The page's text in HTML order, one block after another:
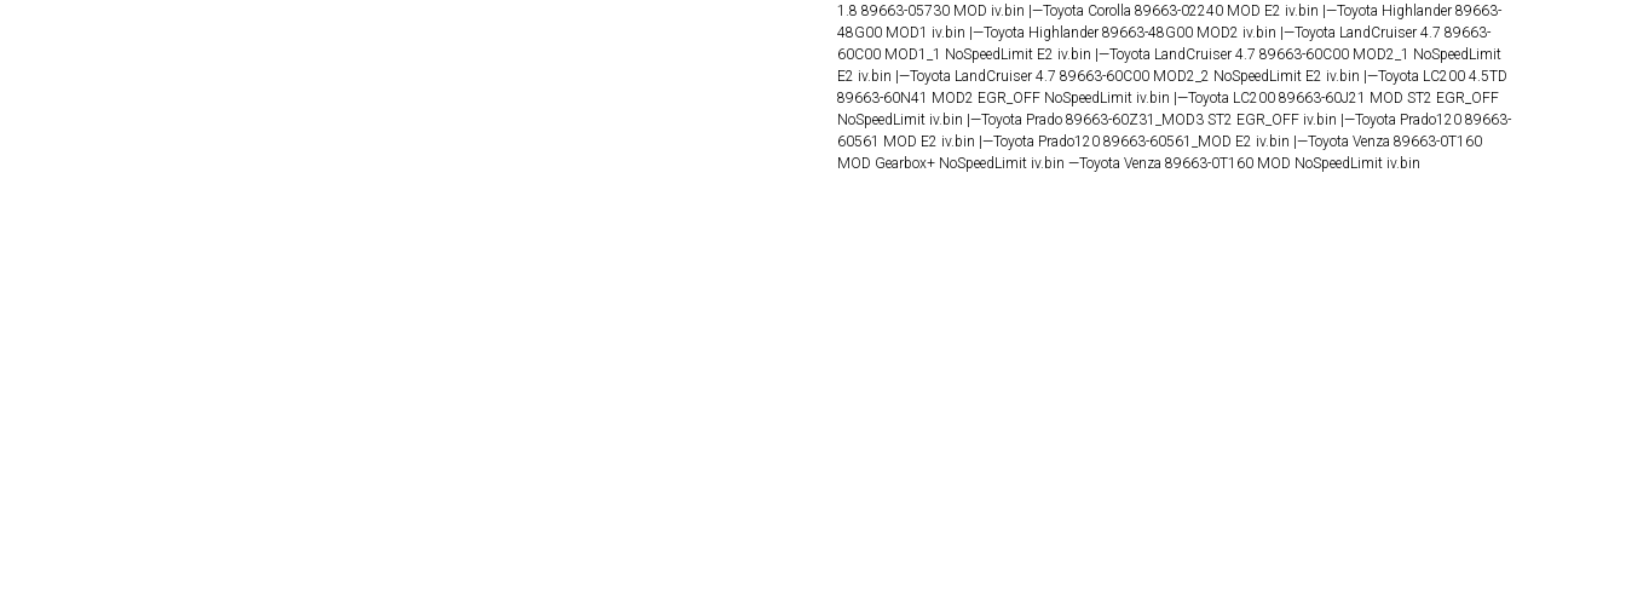
1.8 89663-05730 MOD iv.bin |—Toyota Corolla 89663-02240 MOD E2 iv.bin |—Toyota Highlander 89663-
48G00 MOD1 iv.bin |—Toyota Highlander 89663-48G00 MOD2 iv.bin |—Toyota LandCruiser 4.7 89663-
60C00 MOD1_1 NoSpeedLimit E2 iv.bin |—Toyota LandCruiser 4.7 89663-60C00 MOD2_1 NoSpeedLimit
E2 iv.bin |—Toyota LandCruiser 4.7 89663-60C00 MOD2_2 NoSpeedLimit E2 iv.bin |—Toyota LC200 4.5TD
89663-60N41 MOD2 EGR_OFF NoSpeedLimit iv.bin |—Toyota LC200 89663-60J21 MOD ST2 EGR_OFF
NoSpeedLimit iv.bin |—Toyota Prado 89663-60Z31_MOD3 ST2 EGR_OFF iv.bin |—Toyota Prado120 89663-
60561 MOD E2 iv.bin |—Toyota Prado120 89663-60561_MOD E2 iv.bin |—Toyota Venza 89663-0T160
MOD Gearbox+ NoSpeedLimit iv.bin —Toyota Venza 89663-0T160 MOD NoSpeedLimit iv.bin